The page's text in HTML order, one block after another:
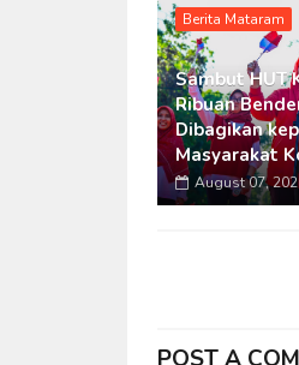
Berita Mataram
Sambut HUT
Ribuan
Dibagikan
Masyarakat
August 07,